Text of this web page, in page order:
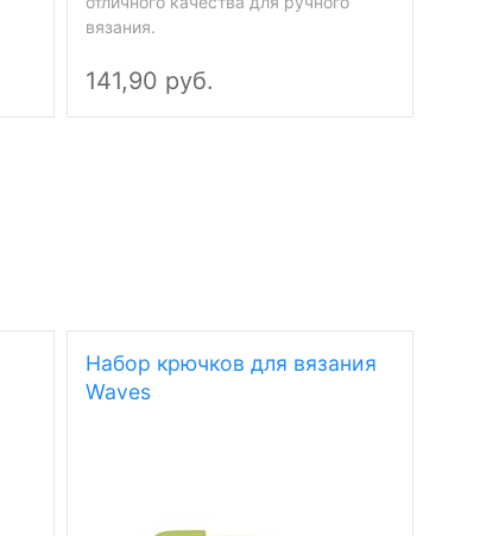
вязания.
141,90 руб.
Набор крючков для вязания
Waves